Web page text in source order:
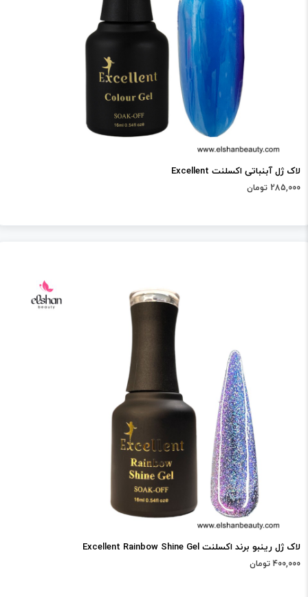
لاک ژل آبنباتی اکسلنت Excellent
285,000 تومان
لاک ژل رینبو برند اکسلنت Excellent Rainbow Shine Gel
400,000 تومان